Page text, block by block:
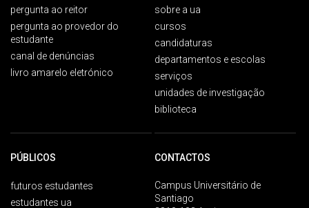
pergunta ao reitor
pergunta ao provedor do
estudante
canal de denúncias
livro amarelo eletrónico
sobre a ua
cursos
candidaturas
departamentos e escolas
serviços
unidades de investigação
biblioteca
PÚBLICOS
futuros estudantes
estudantes ua
CONTACTOS
Campus Universitário de
Santiago